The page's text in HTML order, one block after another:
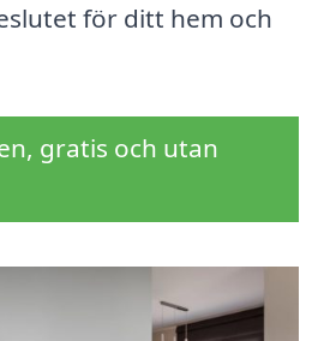
för ditt hem och
gratis och utan